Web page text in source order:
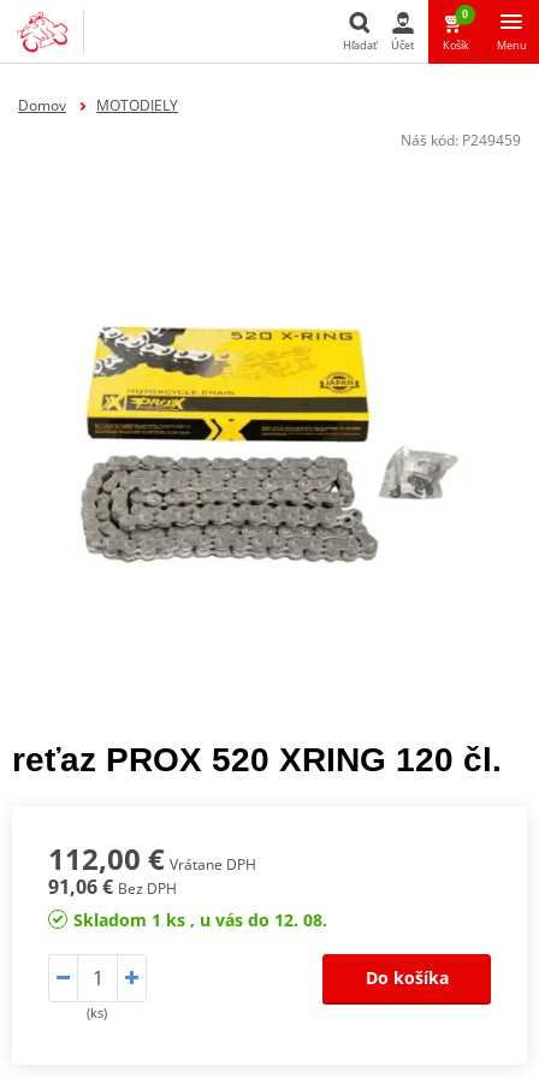
Hľadať Účet
0
Košík Menu
Domov
MOTODIELY
Náš kód: P249459
reťaz PROX 520 XRING 120 čl.
112,00 € Vrátane DPH
91,06 € Bez DPH
Skladom 1 ks , u vás do 12. 08.
(ks)
Do košíka